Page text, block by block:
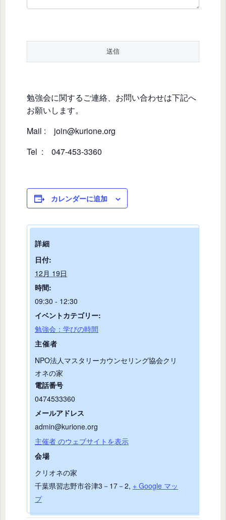
勉強会に関するご連絡、お問い合わせは下記へ
お願いします。
Mail : join@kurione.org
Tel : 047-453-3360
カレンダーに追加
詳細
日付:
12月 19日
時間:
09:30 - 12:30
イベントカテゴリー:
勉強会：学びの時間
会場
クリオネの家
千葉県習志野市谷津3－17－2, + Google マッ
プ
主催者
NPO法人マスタリーカウンセリング協会クリ
オネの家
電話番号
0474533360
メールアドレス
admin@kurione.org
主催者 のウェブサイトを表示